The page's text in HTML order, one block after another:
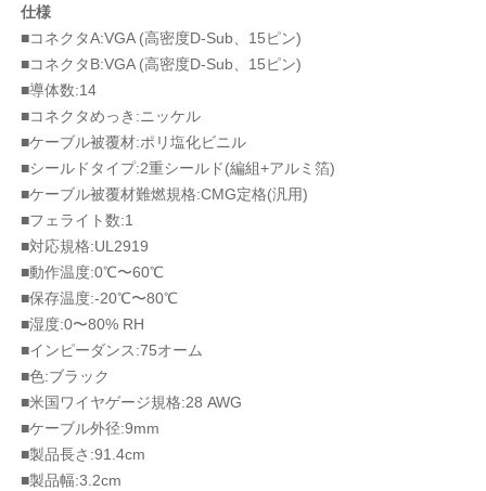
仕様
■コネクタA:VGA (高密度D-Sub、15ピン)
■コネクタB:VGA (高密度D-Sub、15ピン)
■導体数:14
■コネクタめっき:ニッケル
■ケーブル被覆材:ポリ塩化ビニル
■シールドタイプ:2重シールド(編組+アルミ箔)
■ケーブル被覆材難燃規格:CMG定格(汎用)
■フェライト数:1
■対応規格:UL2919
■動作温度:0℃〜60℃
■保存温度:-20℃〜80℃
■湿度:0〜80% RH
■インピーダンス:75オーム
■色:ブラック
■米国ワイヤゲージ規格:28 AWG
■ケーブル外径:9mm
■製品長さ:91.4cm
■製品幅:3.2cm